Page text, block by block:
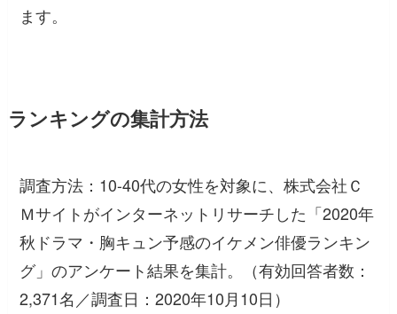
ます。
ランキングの集計方法
調査方法：10-40代の女性を対象に、株式会社Ｃ
Ｍサイトがインターネットリサーチした「2020年
秋ドラマ・胸キュン予感のイケメン俳優ランキン
グ」のアンケート結果を集計。（有効回答者数：
2,371名／調査日：2020年10月10日）